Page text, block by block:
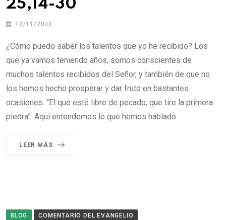
25,14-30
12/11/2020
¿Cómo puedo saber los talentos que yo he recibido? Los
que ya vamos teniendo años, somos conscientes de
muchos talentos recibidos del Señor, y también de que no
los hemos hecho prosperar y dar fruto en bastantes
ocasiones. “El que esté libre de pecado, que tire la primera
piedra”. Aquí entendemos lo que hemos hablado
LEER MÁS
BLOG COMENTARIO DEL EVANGELIO